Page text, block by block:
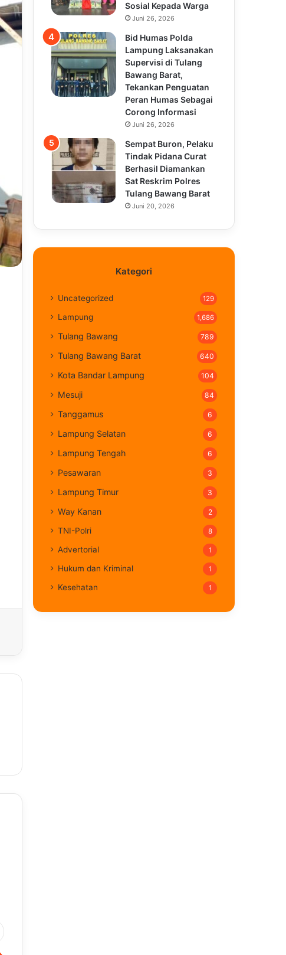
Sosial Kepada Warga
Juni 26, 2026
Bid Humas Polda
Lampung Laksanakan
Supervisi di Tulang
Bawang Barat,
Tekankan Penguatan
Peran Humas Sebagai
Corong Informasi
Juni 26, 2026
Sempat Buron, Pelaku
Tindak Pidana Curat
Berhasil Diamankan
Sat Reskrim Polres
Tulang Bawang Barat
Juni 20, 2026
Kategori
Uncategorized 129
Lampung 1,686
Tulang Bawang 789
Tulang Bawang Barat 640
Kota Bandar Lampung 104
Mesuji 84
Tanggamus 6
Lampung Selatan 6
Lampung Tengah 6
Pesawaran 3
Lampung Timur 3
Way Kanan 2
TNI-Polri 8
Advertorial 1
Hukum dan Kriminal 1
Kesehatan 1